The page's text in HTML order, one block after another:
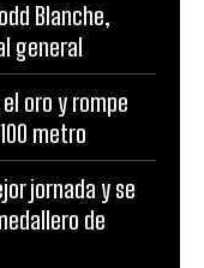
Blanche,
general
oro y rompe
metro
jornada y se
de